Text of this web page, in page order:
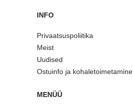
INFO
Privaatsuspoliitika
Meist
Uudised
Ostuinfo ja kohaletoimetamine
MENÜÜ